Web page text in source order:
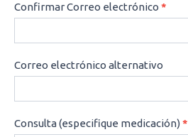
Confirmar Correo electrónico *
Correo electrónico alternativo
Consulta (especifique medicación)*